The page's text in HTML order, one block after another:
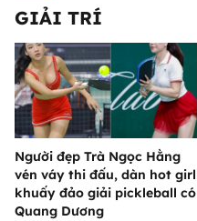
GIẢI TRÍ
Người đẹp Trà Ngọc Hằng
vén váy thi đấu, dàn hot girl
khuấy đảo giải pickleball có
Quang Dương